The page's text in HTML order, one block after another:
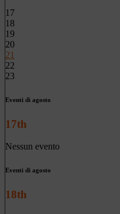
17
18
19
20
21
22
23
Eventi di agosto
17th
Nessun evento
Eventi di agosto
18th